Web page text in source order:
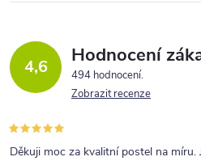
4,6 Hodnocení
494 hodnocení
Zobrazit recenze
Děkuji moc za kvalitní postel na míru.